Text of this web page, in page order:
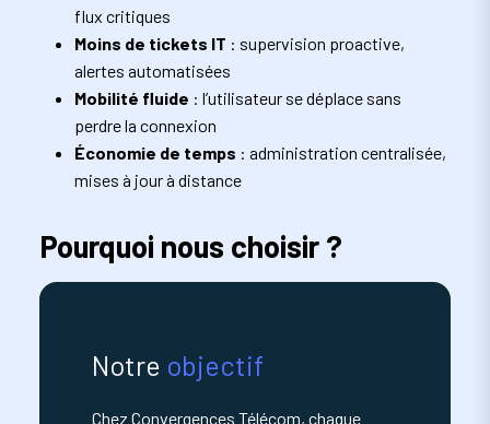
flux critiques
Moins de tickets IT : supervision proactive,
alertes automatisées
Mobilité fluide : l’utilisateur se déplace sans
perdre la connexion
Économie de temps : administration centralisée,
mises à jour à distance
Pourquoi nous choisir ?
Notre objectif
Chez Convergences Télécom, chaque